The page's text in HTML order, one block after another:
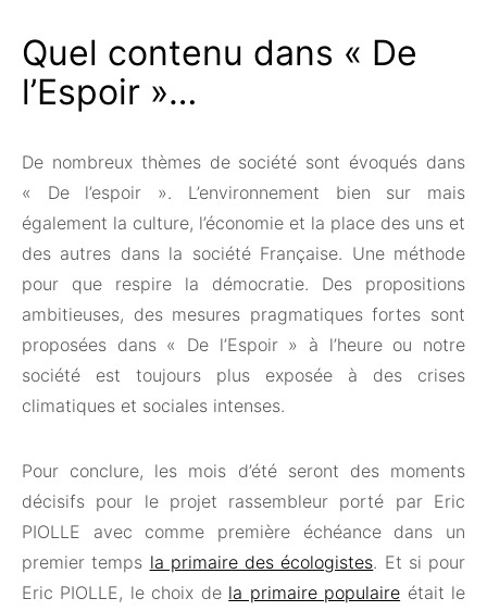
Quel contenu dans « De
l’Espoir »…
De nombreux thèmes de société sont évoqués dans
« De l’espoir ». L’environnement bien sur mais
également la culture, l’économie et la place des uns et
des autres dans la société Française. Une méthode
pour que respire la démocratie. Des propositions
ambitieuses, des mesures pragmatiques fortes sont
proposées dans « De l’Espoir » à l’heure ou notre
société est toujours plus exposée à des crises
climatiques et sociales intenses.
Pour conclure, les mois d’été seront des moments
décisifs pour le projet rassembleur porté par Eric
PIOLLE avec comme première échéance dans un
premier temps la primaire des écologistes. Et si pour
Eric PIOLLE, le choix de la primaire populaire était le